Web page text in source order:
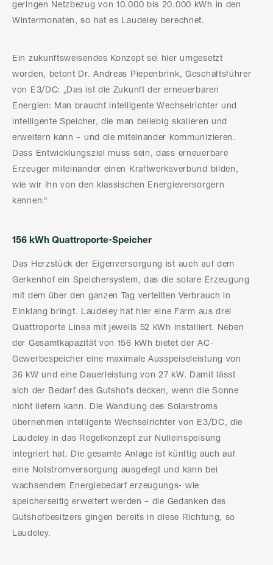
geringen Netzbezug von 10.000 bis 20.000 kWh in den
Wintermonaten, so hat es Laudeley berechnet.
Ein zukunftsweisendes Konzept sei hier umgesetzt
worden, betont Dr. Andreas Piepenbrink, Geschäftsführer
von E3/DC: „Das ist die Zukunft der erneuerbaren
Energien: Man braucht intelligente Wechselrichter und
intelligente Speicher, die man beliebig skalieren und
erweitern kann – und die miteinander kommunizieren.
Dass Entwicklungsziel muss sein, dass erneuerbare
Erzeuger miteinander einen Kraftwerksverbund bilden,
wie wir ihn von den klassischen Energieversorgern
kennen.“
156 kWh Quattroporte-Speicher
Das Herzstück der Eigenversorgung ist auch auf dem
Gerkenhof ein Speichersystem, das die solare Erzeugung
mit dem über den ganzen Tag verteilten Verbrauch in
Einklang bringt. Laudeley hat hier eine Farm aus drei
Quattroporte Linea mit jeweils 52 kWh installiert. Neben
der Gesamtkapazität von 156 kWh bietet der AC-
Gewerbespeicher eine maximale Ausspeiseleistung von
36 kW und eine Dauerleistung von 27 kW. Damit lässt
sich der Bedarf des Gutshofs decken, wenn die Sonne
nicht liefern kann. Die Wandlung des Solarstroms
übernehmen intelligente Wechselrichter von E3/DC, die
Laudeley in das Regelkonzept zur Nulleinspeisung
integriert hat. Die gesamte Anlage ist künftig auch auf
eine Notstromversorgung ausgelegt und kann bei
wachsendem Energiebedarf erzeugungs- wie
speicherseitig erweitert werden – die Gedanken des
Gutshofbesitzers gingen bereits in diese Richtung, so
Laudeley.